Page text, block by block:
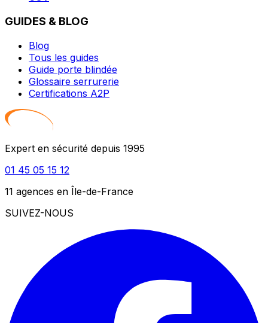
GUIDES & BLOG
Blog
Tous les guides
Guide porte blindée
Glossaire serrurerie
Certifications A2P
Expert en sécurité depuis 1995
01 45 05 15 12
11 agences en Île-de-France
SUIVEZ-NOUS